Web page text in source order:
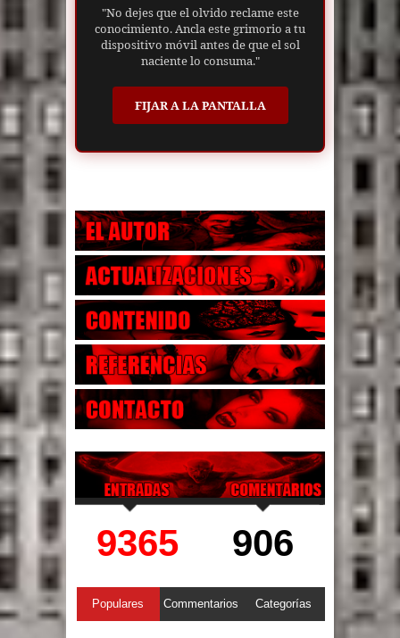
"No dejes que el olvido reclame este
conocimiento. Ancla este grimorio a tu
dispositivo móvil antes de que el sol
naciente lo consuma."
FIJAR A LA PANTALLA
9365 906
Populares Commentarios Categorías